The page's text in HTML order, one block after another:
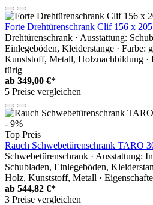
Forte Drehtürenschrank Clif 156 x
Drehtürenschrank · Ausstattung:
Einlegeböden, Kleiderstange · Farbe:
Kunststoff, Metall, Holznachbildung ·
türig
ab 349,00 €*
5 Preise vergleichen
- 9%
Top Preis
Rauch Schwebetürenschrank TARO
Schwebetürenschrank · Ausstattung:
Schubladen, Einlegeböden,
Holz, Kunststoff, Metall ·
ab 544,82 €*
3 Preise vergleichen